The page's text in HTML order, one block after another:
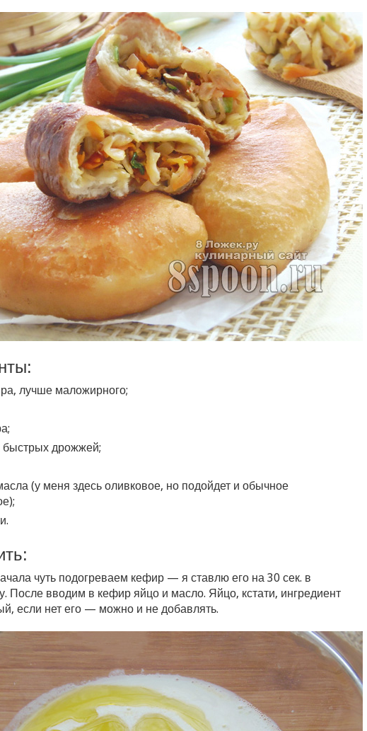
лучше маложирного;
быстрых дрожжей;
(у меня здесь оливковое, но подойдет и обычное
чуть подогреваем кефир — я ставлю его на 30 сек. в
После вводим в кефир яйцо и масло. Яйцо, кстати, ингредиент
если нет его — можно и не добавлять.